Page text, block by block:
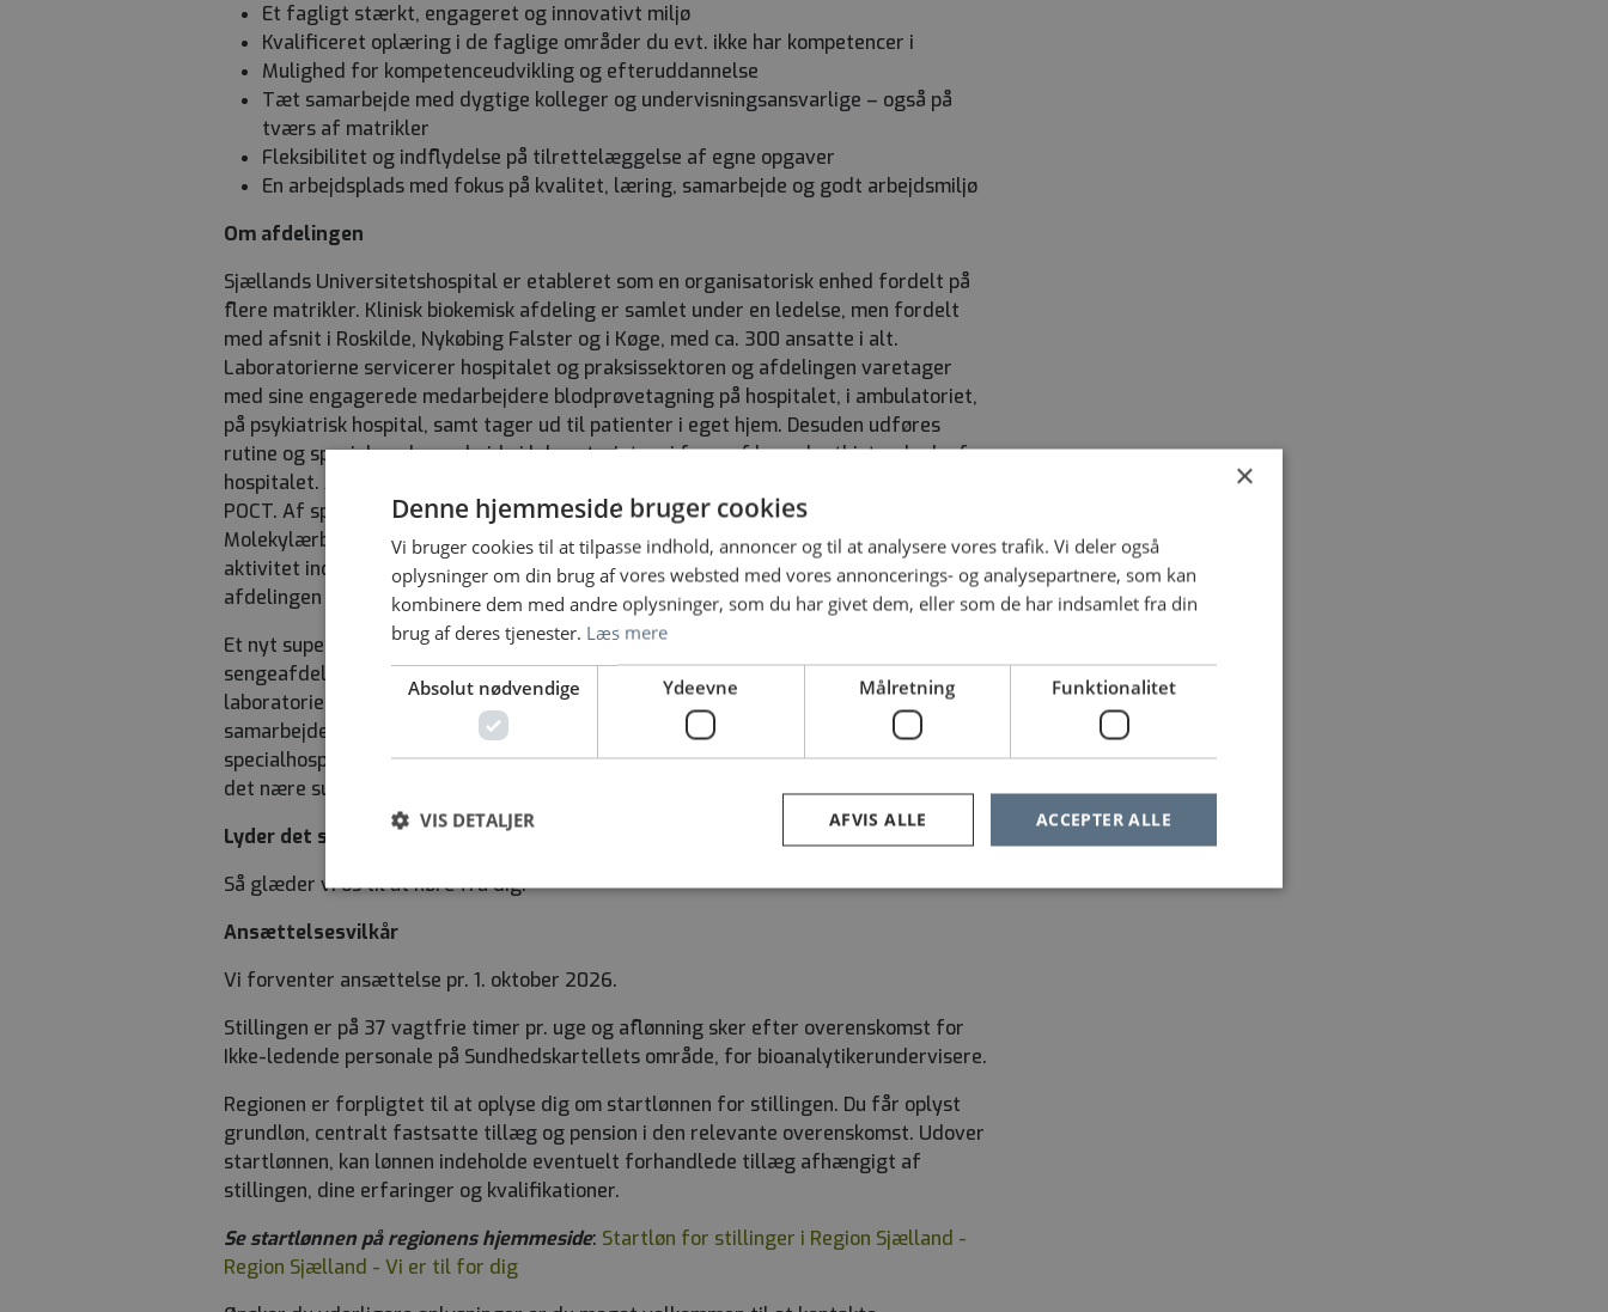
Et fagligt stærkt, engageret og innovativt miljø
Kvalificeret oplæring i de faglige områder du evt. ikke har kompetencer i
Mulighed for kompetenceudvikling og efteruddannelse
Tæt samarbejde med dygtige kolleger og undervisningsansvarlige – også på
tværs af matrikler
Fleksibilitet og indflydelse på tilrettelæggelse af egne opgaver
En arbejdsplads med fokus på kvalitet, læring, samarbejde og godt arbejdsmiljø
Om afdelingen
Sjællands Universitetshospital er etableret som en organisatorisk enhed fordelt på
flere matrikler. Klinisk biokemisk afdeling er samlet under en ledelse, men fordelt
med afsnit i Roskilde, Nykøbing Falster og i Køge, med ca. 300 ansatte i alt.
Laboratorierne servicerer hospitalet og praksissektoren og afdelingen varetager
med sine engagerede medarbejdere blodprøvetagning på hospitalet, i ambulatoriet,
på psykiatrisk hospital, samt tager ud til patienter i eget hjem. Desuden udføres
rutine og special analysearbejde i laboratoriet og i form af konsulentbistand udenfor
hospitalet. Af rutineanalyser kan fremhæves: Hæmatologi, Biokemi, Koagulation og
POCT. Af specialanalyser er der bl.a. Flowcytometri, Allergianalyser,
Molekylærbiologi, M-komponent-analyser og Calprotectin og der foregår stor
aktivitet inden for uddannelse, forskning og udvikling på afdelingen. Samlet leverer
afdelingen årligt ca. 14 millioner analysesvar.
Et nyt supersygehus er under opbygning i Køge, og fra 2028 vil der være
sengeafdelinger i Køge og Nykøbing F. Klinisk Biokemi er placeret i en ny
laboratoriebygning sammen med 3 andre laboratoriespecialer i en ny type
samarbejde. Roskilde laboratoriet vil efter 2028 understøtte den dagsaktivitet
specialhospitalet i Roskilde vil have, samt understøtte det store samarbejde med
det nære sundhedsvæsen, praksis og det tværsektorielle samarbejde.
Lyder det som noget for dig?
Så glæder vi os til at høre fra dig!
Ansættelsesvilkår
Vi forventer ansættelse pr. 1. oktober 2026.
Stillingen er på 37 vagtfrie timer pr. uge og aflønning sker efter overenskomst for
Ikke-ledende personale på Sundhedskartellets område, for bioanalytikerundervisere.
Regionen er forpligtet til at oplyse dig om startlønnen for stillingen. Du får oplyst
grundløn, centralt fastsatte tillæg og pension i den relevante overenskomst. Udover
startlønnen, kan lønnen indeholde eventuelt forhandlede tillæg afhængigt af
stillingen, dine erfaringer og kvalifikationer.
Se startlønnen på regionens hjemmeside: Startløn for stillinger i Region Sjælland -
Region Sjælland - Vi er til for dig
×
Denne hjemmeside bruger cookies
Vi bruger cookies til at tilpasse indhold, annoncer og til at analysere vores trafik. Vi deler også
oplysninger om din brug af vores websted med vores annoncerings- og analysepartnere, som kan
kombinere dem med andre oplysninger, som du har givet dem, eller som de har indsamlet fra din
brug af deres tjenester. Læs mere
Absolut nødvendige Ydeevne Målretning Funktionalitet
ACCEPTER ALLE
AFVIS ALLE
VIS DETALJER